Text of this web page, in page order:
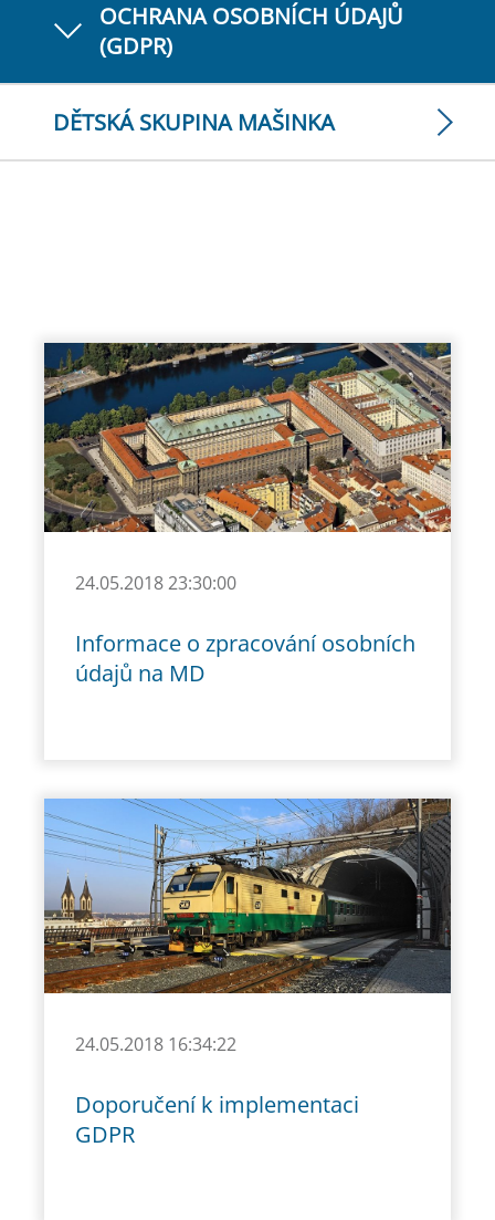
OCHRANA OSOBNÍCH ÚDAJŮ
(GDPR)
DĚTSKÁ SKUPINA MAŠINKA
24.05.2018 23:30:00
Informace o zpracování osobních
údajů na MD
24.05.2018 16:34:22
Doporučení k implementaci
GDPR